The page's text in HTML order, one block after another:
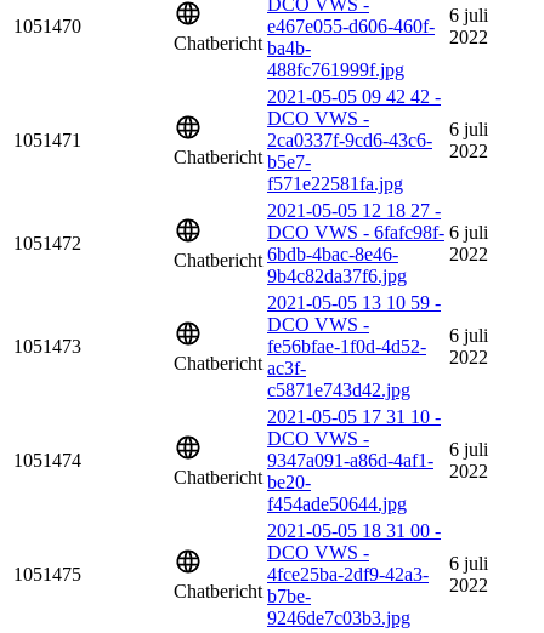
1051470
Chatbericht
DCO VWS -
e467e055-d606-460f-
ba4b-
488fc761999f.jpg
6 juli
2022
1051471
Chatbericht
2021-05-05 09 42 42 -
DCO VWS -
2ca0337f-9cd6-43c6-
b5e7-
f571e22581fa.jpg
6 juli
2022
1051472
Chatbericht
2021-05-05 12 18 27 -
DCO VWS - 6fafc98f-
6bdb-4bac-8e46-
9b4c82da37f6.jpg
6 juli
2022
1051473
Chatbericht
2021-05-05 13 10 59 -
DCO VWS -
fe56bfae-1f0d-4d52-
ac3f-
c5871e743d42.jpg
6 juli
2022
1051474
Chatbericht
2021-05-05 17 31 10 -
DCO VWS -
9347a091-a86d-4af1-
be20-
f454ade50644.jpg
6 juli
2022
1051475
Chatbericht
2021-05-05 18 31 00 -
DCO VWS -
4fce25ba-2df9-42a3-
b7be-
9246de7c03b3.jpg
6 juli
2022